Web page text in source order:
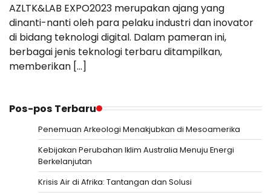
AZLTK&LAB EXPO2023 merupakan ajang yang
dinanti-nanti oleh para pelaku industri dan inovator
di bidang teknologi digital. Dalam pameran ini,
berbagai jenis teknologi terbaru ditampilkan,
memberikan […]
Pos-pos Terbaru
Penemuan Arkeologi Menakjubkan di Mesoamerika
Kebijakan Perubahan Iklim Australia Menuju Energi
Berkelanjutan
Krisis Air di Afrika: Tantangan dan Solusi